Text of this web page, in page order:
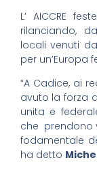
L’ AICCRE
rilanciando,
locali venuti
per un’Europa
“A Cadice, ai
avuto la forza
unita e
che prendono
fodamentale
ha detto